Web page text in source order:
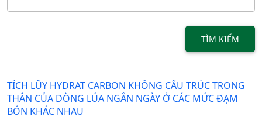
TÌM KIẾM
TÍCH LŨY HYDRAT CARBON KHÔNG CẤU TRÚC TRONG
THÂN CỦA DÒNG LÚA NGẮN NGÀY Ở CÁC MỨC ĐẠM
BÓN KHÁC NHAU